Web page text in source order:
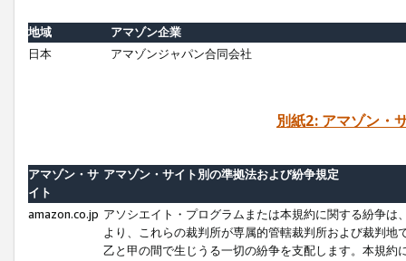
地域
アマゾン企業
日本
アマゾンジャパン合同会社
別紙2: アマゾン・
アマゾン・サ
イト
アマゾン・サイト別の準拠法および紛争規定
amazon.co.jp アソシエイト・プログラムまたは本規約に関する紛争
より、これらの裁判所が専属的管轄裁判所および裁判
乙と甲の間で生じうる一切の紛争を支配します。本規